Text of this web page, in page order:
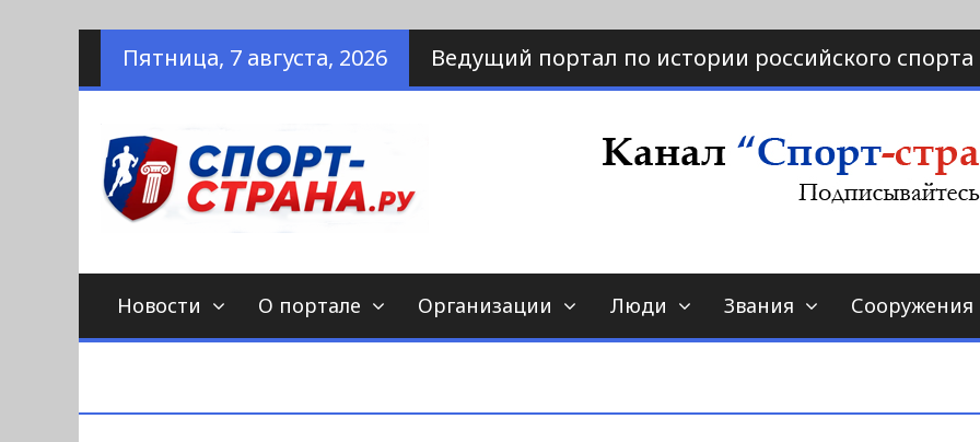
НаверхПятница, 7 августа, 2026 Ведущий портал по истории российского спорта
Спорт-страна.ру
портал по истории спорта
Новости О портале Организации Люди Звания Сооружения